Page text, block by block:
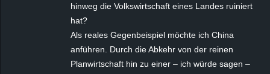
hinweg die Volkswirtschaft eines Landes ruiniert
hat?
Als reales Gegenbeispiel möchte ich China
anführen. Durch die Abkehr von der reinen
Planwirtschaft hin zu einer – ich würde sagen –